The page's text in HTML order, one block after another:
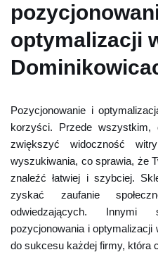
optymalizacji
Pozycjonowanie i
korzyści. Przede wszystkim,
zwiększyć widoczność
wyszukiwania, co sprawia, że
znaleźć łatwiej i szybciej.
zyskać zaufanie
odwiedzających. Innymi
pozycjonowania i
do sukcesu każdej firmy, która